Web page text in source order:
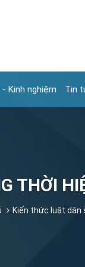
Kinh nghiệm Tin
THỜI
Kiến thức luật dân